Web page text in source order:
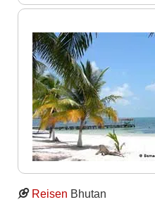
Reisen Bhutan